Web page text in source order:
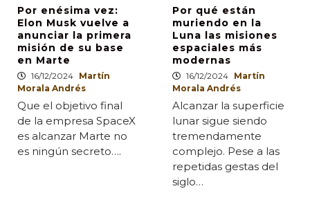
Por enésima vez:
Elon Musk vuelve a
anunciar la primera
misión de su base
en Marte
16/12/2024 Martín
Morala Andrés
Que el objetivo final
de la empresa SpaceX
es alcanzar Marte no
es ningún secreto….
Por qué están
muriendo en la
Luna las misiones
espaciales más
modernas
16/12/2024 Martín
Morala Andrés
Alcanzar la superficie
lunar sigue siendo
tremendamente
complejo. Pese a las
repetidas gestas del
siglo…